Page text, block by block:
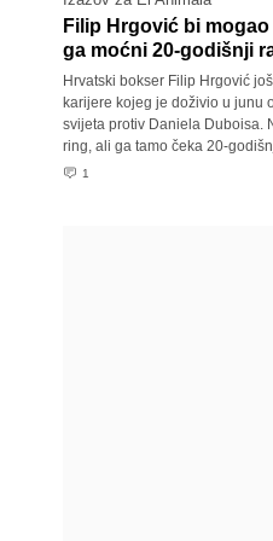
Filip Hrgović bi
ga moćni 20-godišnji
Hrvatski bokser Filip Hrgović
karijere kojeg je doživio u junu
svijeta protiv Daniela Duboisa.
ring, ali ga tamo čeka 20-
1